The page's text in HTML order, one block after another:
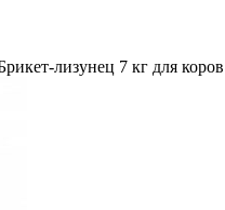
лизунец 7 кг для